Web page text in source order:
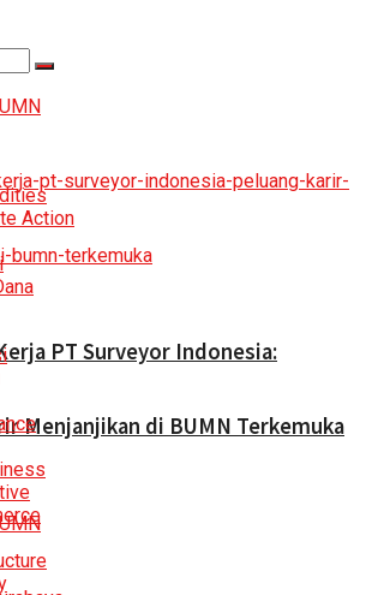
PT Surveyor Indonesia:
Menjanjikan di BUMN Terkemuka
Action